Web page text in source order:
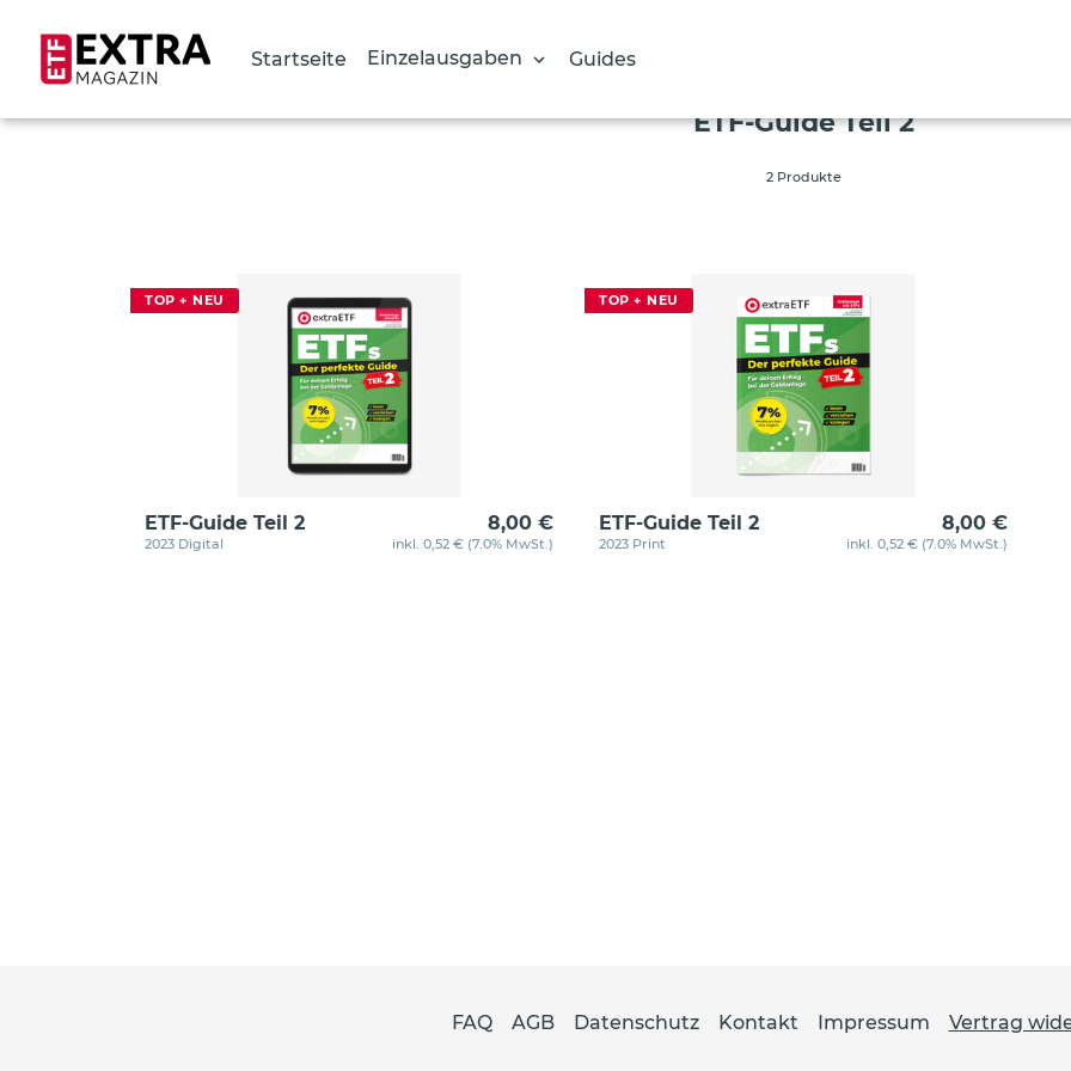
Direkt
Startseite Einzelausgaben Guides
S
n
ETF-Guide Teil 2
2 Produkte
TOP + NEU
ETF-Guide Teil 2
2023 Digital
8,00 €
inkl. 0,52 € (7.0% MwSt.)
TOP + NEU
ETF-Guide Teil 2
2023 Print
8,00 €
inkl. 0,52 € (7.0% MwSt.)
FAQ AGB Datenschutz Kontakt Impressum Vertrag